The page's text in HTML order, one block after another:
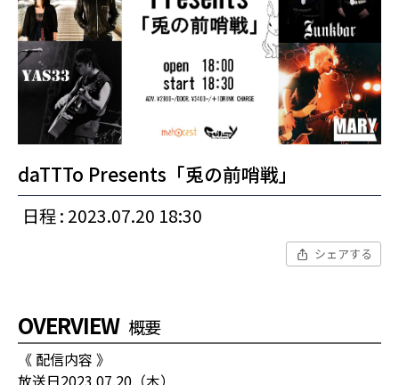
daTTTo Presents「兎の前哨戦」
日程 : 2023.07.20 18:30
シェアする
OVERVIEW 概要
《 配信内容 》